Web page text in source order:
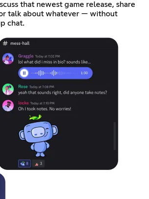
that newest game release, share
talk about whatever — without
chat.